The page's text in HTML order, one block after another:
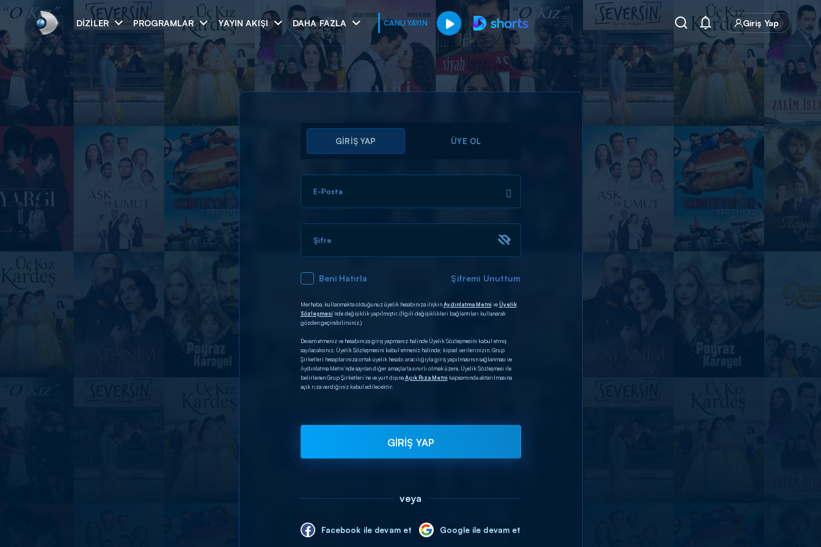
DIZILER PROGRAMLAR YAYIN AKIŞI DAHA FAZLA CANLI YAYIN Giriş Yap
Arama
ARAMA SONUÇLARI
GİRİŞ YAP ÜYE OL
E-Posta
Şifre
Beni Hatırla Şifremi Unuttum
Merhaba, kullanmakta olduğunuz üyelik hesabınıza ilişkinAydınlatma Metni veÜyelik
Sözleşmesi’nde değişiklik yapılmıştır. (İlgili değişiklikleri bağlantıları kullanarak
gözden geçirebilirsiniz.)
Devam etmeniz ve hesabınıza giriş yapmanız halinde Üyelik Sözleşmesini kabul etmiş
sayılacaksınız. Üyelik Sözleşmesini kabul etmeniz halinde; kişisel verilerinizin, Grup
Şirketleri hesaplarınıza ortak üyelik hesabı aracılığıyla giriş yapılmasının sağlanması ve
Aydınlatma Metni’nde sayılan diğer amaçlarla sınırlı olmak üzere, Üyelik Sözleşmesi ile
belirlenen Grup Şirketleri’ne ve yurt dışınaAçık Rıza Metni kapsamında aktarılmasına
açık rıza verdiğiniz kabul edilecektir.
GİRİŞ YAP
veya
Facebook ile devam et Google ile devam et